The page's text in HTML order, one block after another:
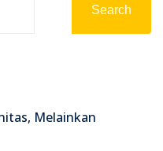
Search
Melainkan